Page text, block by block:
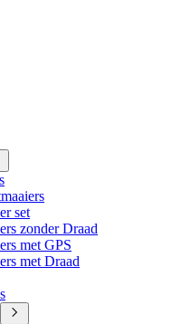
set
zonder Draad
met GPS
met Draad